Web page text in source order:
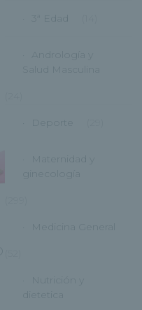
3ª Edad
Andrología y
Salud Masculina
Deporte
Maternidad y
ginecología
Medicina General
Nutrición y
dietetica